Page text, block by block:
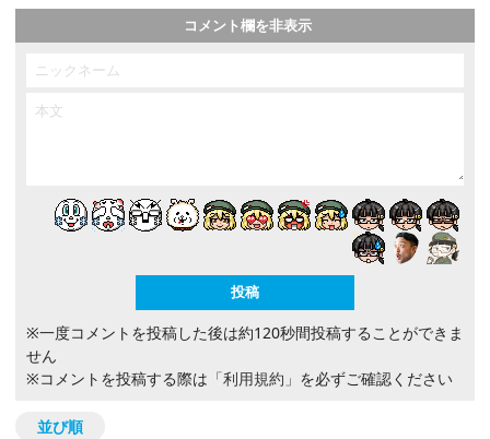
コメント欄を非表示
※一度コメントを投稿した後は約120秒間投稿することができま
せん
※コメントを投稿する際は 「利用規約」 を必ずご確認ください
並び順